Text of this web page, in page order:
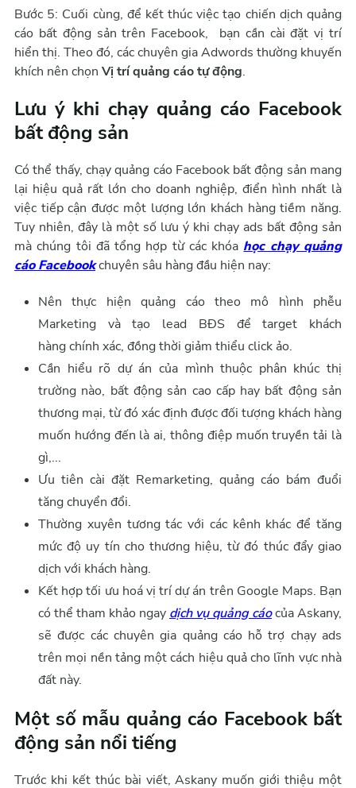
Bước 5: Cuối cùng, để kết thúc việc tạo chiến dịch quảng
cáo bất động sản trên Facebook, bạn cần cài đặt vị trí
hiển thị. Theo đó, các chuyên gia Adwords thường khuyến
khích nên chọn Vị trí quảng cáo tự động.
Lưu ý khi chạy quảng cáo Facebook
bất động sản
Có thể thấy, chạy quảng cáo Facebook bất động sản mang
lại hiệu quả rất lớn cho doanh nghiệp, điển hình nhất là
việc tiếp cận được một lượng lớn khách hàng tiềm năng.
Tuy nhiên, đây là một số lưu ý khi chạy ads bất động sản
mà chúng tôi đã tổng hợp từ các khóa học chạy quảng
cáo Facebookchuyên sâu hàng đầu hiện nay:
Nên thực hiện quảng cáo theo mô hình phễu
Marketing và tạo lead BĐS để target khách
hàng chính xác, đồng thời giảm thiểu click ảo.
Cần hiểu rõ dự án của mình thuộc phân khúc thị
trường nào, bất động sản cao cấp hay bất động sản
thương mại, từ đó xác định được đối tượng khách hàng
muốn hướng đến là ai, thông điệp muốn truyền tải là
gì,...
Ưu tiên cài đặt Remarketing, quảng cáo bám đuổi
tăng chuyển đổi.
Thường xuyên tương tác với các kênh khác để tăng
mức độ uy tín cho thương hiệu, từ đó thúc đẩy giao
dịch với khách hàng.
Kết hợp tối ưu hoá vị trí dự án trên Google Maps. Bạn
có thể tham khảo ngay dịch vụ quảng cáocủa Askany,
sẽ được các chuyên gia quảng cáo hỗ trợ chạy ads
trên mọi nền tảng một cách hiệu quả cho lĩnh vực nhà
đất này.
Một số mẫu quảng cáo Facebook bất
động sản nổi tiếng
Trước khi kết thúc bài viết, Askany muốn giới thiệu một